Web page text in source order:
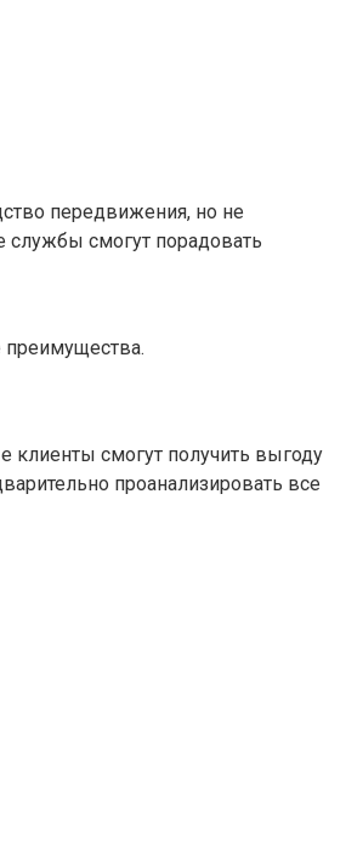
передвижения, но не
службы смогут порадовать
смогут получить выгоду
проанализировать все